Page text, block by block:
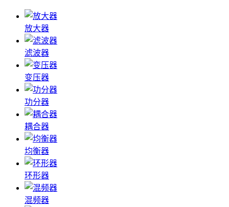
放大器
滤波器
变压器
功分器
耦合器
均衡器
环形器
混频器